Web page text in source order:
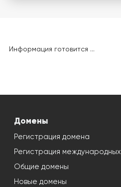
Информация готовится ...
Домены
Регистрация домена
Регистрация
Общие домены
Новые домены